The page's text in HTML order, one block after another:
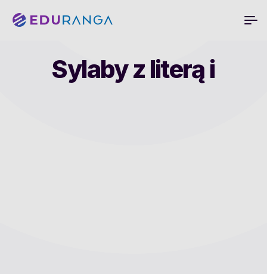
Sylaby z literą i